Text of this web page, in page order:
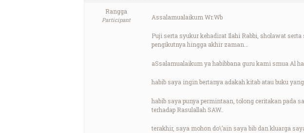
Rangga
Participant Assalamualaikum Wr.Wb
Puji serta syukur kehadirat Ilahi Rabbi, sholawat
pengikutnya hingga akhir zaman…
aSsalamualaikum ya habibbana guru kami smua Al
habib saya ingin bertanya adakah kitab atau buku
habib saya punya permintaan, tolong ceritakan pada
terhadap Rasulallah SAW..
terakhir, saya mohon do\’ain saya bib dan kluarga